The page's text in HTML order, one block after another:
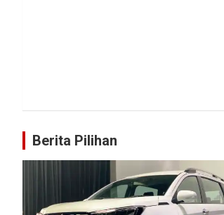
Berita Pilihan